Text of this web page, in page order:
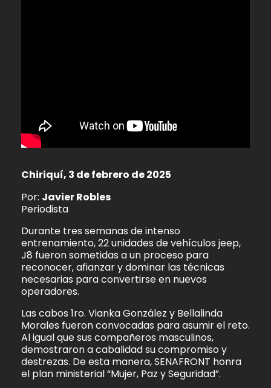
Chiriquí, 3 de febrero de 2025
Por: Javier Robles
Periodista
Durante tres semanas de intenso
entrenamiento, 22 unidades de vehículos jeep,
J8 fueron sometidas a un proceso para
reconocer, afianzar y dominar las técnicas
necesarias para convertirse en nuevos
operadores.
Las cabos 1ro. Vianka González y Bellalinda
Morales fueron convocadas para asumir el reto.
Al igual que sus compañeros masculinos,
demostraron a cabalidad su compromiso y
destrezas. De esta manera, SENAFRONT honra
el plan ministerial “Mujer, Paz y Seguridad”.